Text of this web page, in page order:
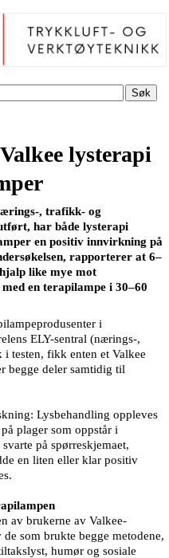
Søk
lysterapi
, trafikk- og
har både lysterapi
en positiv innvirkning på
rapporterer at 6–
like mye mot
en terapilampe i 30–60
i
ELY-sentral (nærings-,
testen, fikk enten et Valkee
begge deler samtidig til
Lysbehandling oppleves
plager som oppstår i
på spørreskjemaet,
en liten eller klar positiv
av brukerne av Valkee-
som brukte begge metodene,
humør og sosiale